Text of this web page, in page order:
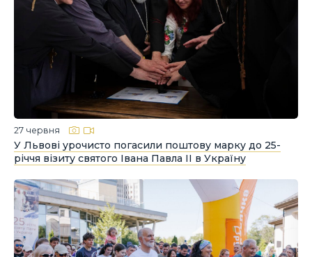
27 червня
У Львові урочисто погасили поштову марку до 25-
річчя візиту святого Івана Павла ІІ в Україну